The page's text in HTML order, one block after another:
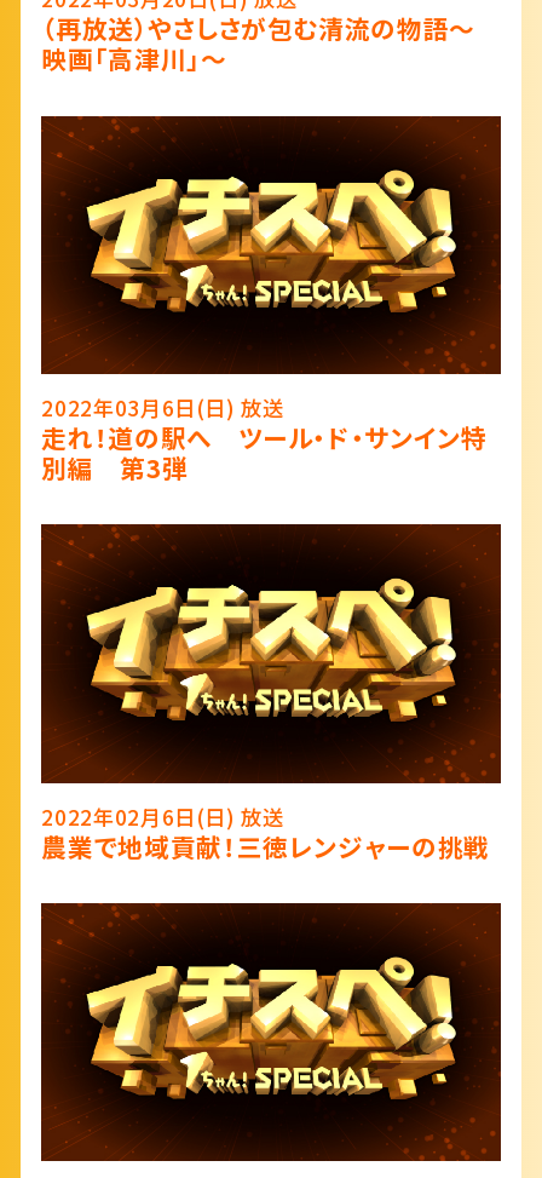
（再放送）やさしさが包む清流の物語～
映画「高津川」～
2022年03月6日(日) 放送
走れ！道の駅へ ツール・ド・サンイン特
別編 第3弾
2022年02月6日(日) 放送
農業で地域貢献！三徳レンジャーの挑戦